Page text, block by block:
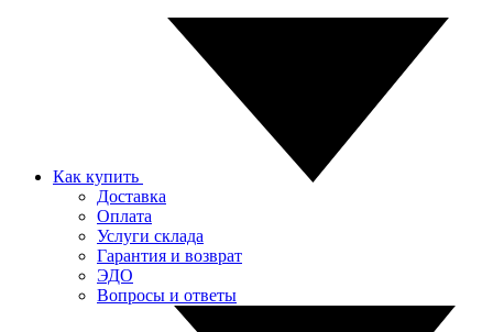
Как купить
Доставка
Оплата
Услуги склада
Гарантия и возврат
ЭДО
Вопросы и ответы